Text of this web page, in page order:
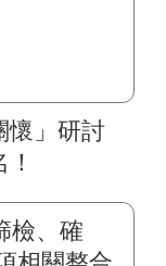
懷」研討